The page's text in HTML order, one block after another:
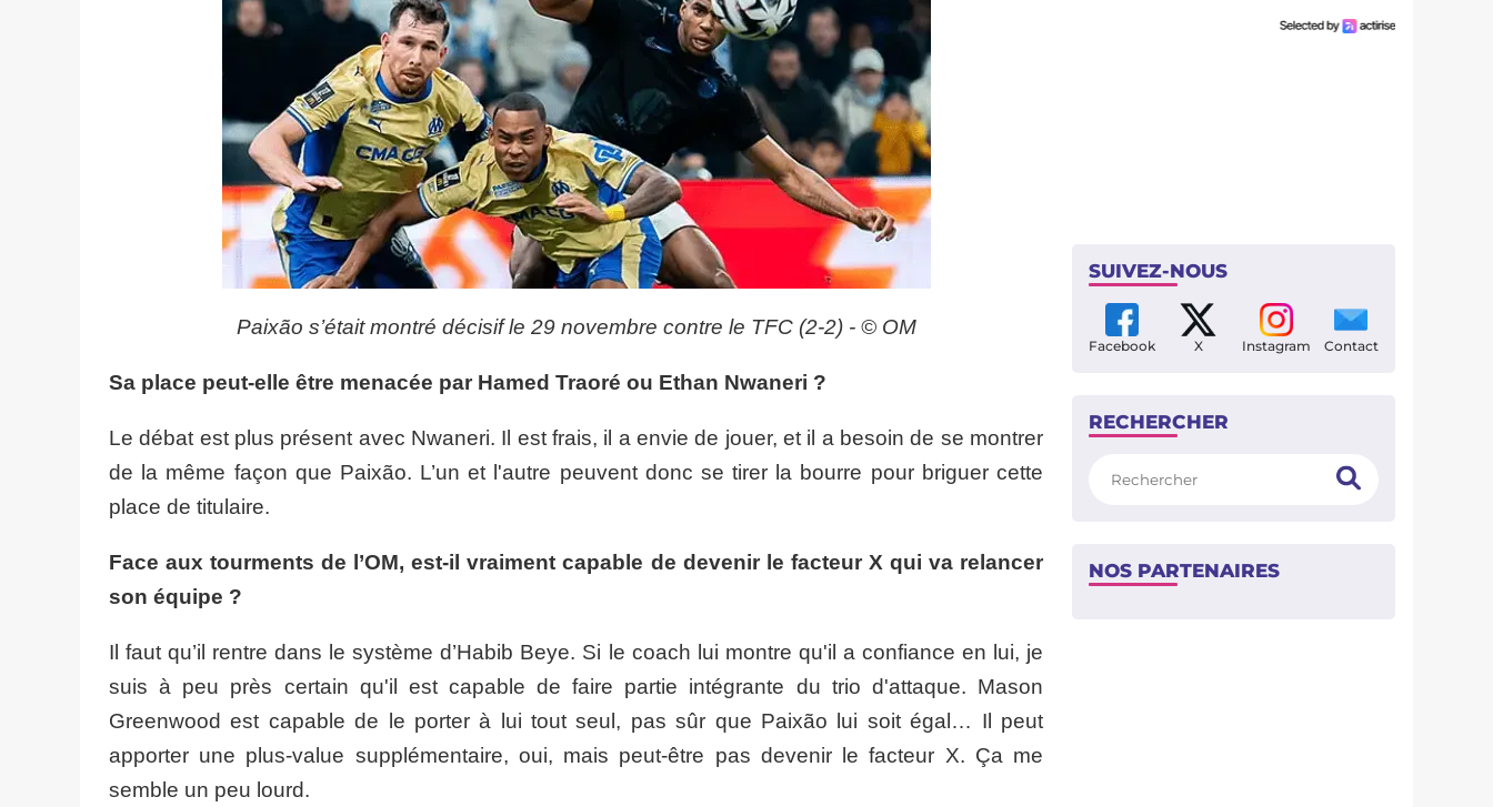
Paixão s’était montré décisif le 29 novembre contre le TFC (2-2) - © OM
Sa place peut-elle être menacée par Hamed Traoré ou Ethan Nwaneri ?
Le débat est plus présent avec Nwaneri. Il est frais, il a envie de jouer, et il a besoin de se montrer
de la même façon que Paixão. L’un et l'autre peuvent donc se tirer la bourre pour briguer cette
place de titulaire.
Face aux tourments de l’OM, est-il vraiment capable de devenir le facteur X qui va relancer
son équipe ?
Il faut qu’il rentre dans le système d’Habib Beye. Si le coach lui montre qu'il a confiance en lui, je
suis à peu près certain qu'il est capable de faire partie intégrante du trio d'attaque. Mason
Greenwood est capable de le porter à lui tout seul, pas sûr que Paixão lui soit égal… Il peut
apporter une plus-value supplémentaire, oui, mais peut-être pas devenir le facteur X. Ça me
semble un peu lourd.
SUIVEZ-NOUS
Facebook X Instagram Contact
RECHERCHER
NOS PARTENAIRES